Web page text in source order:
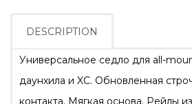
DESCRIPTION
Универсальное седло для all-
даунхила и XC. Обновленная
контакта. Мягкая основа. Рейлы